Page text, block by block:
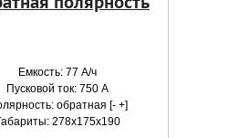
Емкость: 77 А/ч
Пусковой ток: 750 А
обратная [- +]
278x175x190